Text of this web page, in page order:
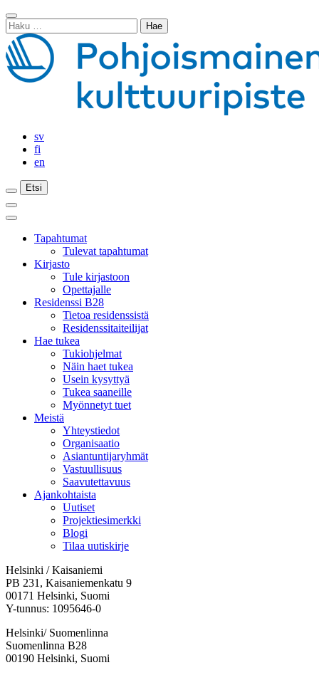
Siirry
sisältöön
Sulje
haku
Haku:
sv
fi
en
Etsi
Etsi
Etsi
Päävalikko
Sulje
päävalikkoTapahtumat
Tulevat tapahtumat
Kirjasto
Tule kirjastoon
Opettajalle
Residenssi B28
Tietoa residenssistä
Residenssitaiteilijat
Hae tukea
Tukiohjelmat
Näin haet tukea
Usein kysyttyä
Tukea saaneille
Myönnetyt tuet
Meistä
Yhteystiedot
Organisaatio
Asiantuntijaryhmät
Vastuullisuus
Saavutettavuus
Ajankohtaista
Uutiset
Projektiesimerkki
Blogi
Tilaa uutiskirje
Helsinki / Kaisaniemi
PB 231, Kaisaniemenkatu 9
00171 Helsinki, Suomi
Y-tunnus: 1095646-0
Helsinki/ Suomenlinna
Suomenlinna B28
00190 Helsinki, Suomi